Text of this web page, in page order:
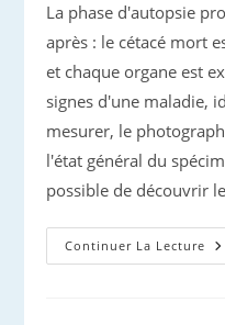
La phase d'autopsie
après : le cétacé mort
et chaque organe est
signes d'une maladie,
mesurer, le
l'état général du
possible de découvrir
Continuer La Lecture